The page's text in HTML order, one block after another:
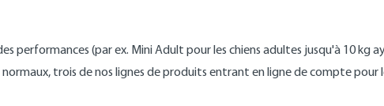
(par ex. Mini Adult pour les chiens adultes jusqu'à 10 kg
trois de nos lignes de produits entrant en ligne de compte pour